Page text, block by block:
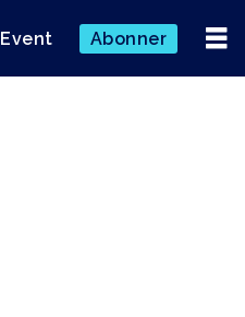
Event Abonner